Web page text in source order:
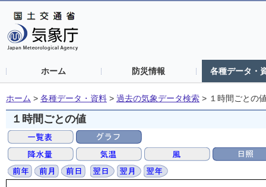
ホーム 防災情報 各種データ・
ホーム > 各種データ・資料 > 過去の気象データ検索 > １時間ごとの
１時間ごとの値